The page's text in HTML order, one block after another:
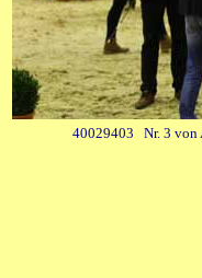
40029403 Nr. 3 von